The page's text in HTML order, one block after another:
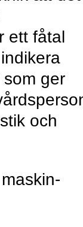
ett fåtal
ger
och
maskin­